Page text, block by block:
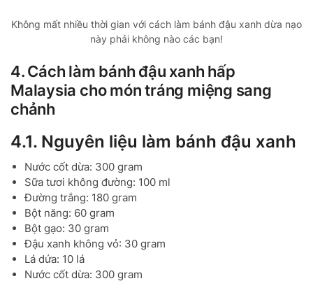
Không mất nhiều thời gian với cách làm bánh đậu xanh dừa nạo
này phải không nào các bạn!
4. Cách làm bánh đậu xanh hấp
Malaysia cho món tráng miệng sang
chảnh
4.1. Nguyên liệu làm bánh đậu xanh
Nước cốt dừa: 300 gram
Sữa tươi không đường: 100 ml
Đường trắng: 180 gram
Bột năng: 60 gram
Bột gạo: 30 gram
Đậu xanh không vỏ: 30 gram
Lá dứa: 10 lá
Nước cốt dừa: 300 gram